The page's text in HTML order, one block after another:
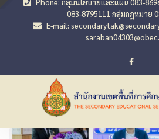
083-8795111 กลุ่มกฎหมาย
E-mail: